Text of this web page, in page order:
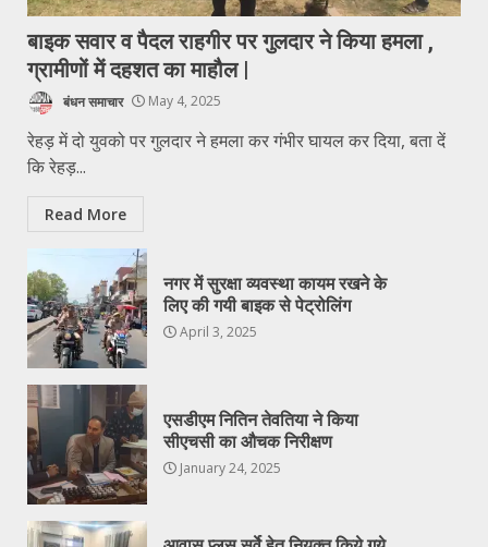
बाइक सवार व पैदल राहगीर पर गुलदार ने किया हमला ,
ग्रामीणों में दहशत का माहौल |
बंधन समाचार May 4, 2025
रेहड़ में दो युवको पर गुलदार ने हमला कर गंभीर घायल कर दिया, बता दें
कि रेहड़...
Read More
नगर में सुरक्षा व्यवस्था कायम रखने के
लिए की गयी बाइक से पेट्रोलिंग
April 3, 2025
एसडीएम नितिन तेवतिया ने किया
सीएचसी का औचक निरीक्षण
January 24, 2025